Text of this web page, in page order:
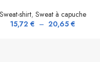
Sweat-shirt, Sweat à capuche
15,72 € – 20,65 €